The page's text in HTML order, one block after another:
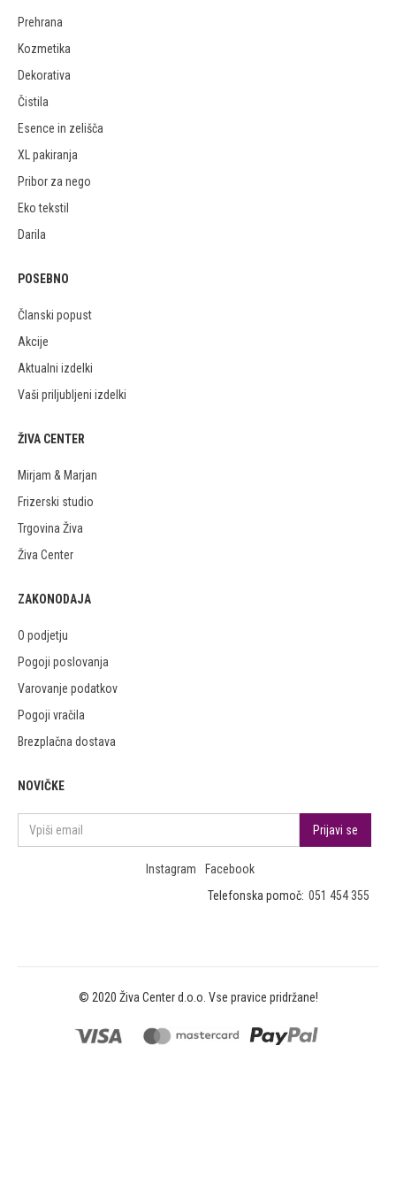
Prehrana
Kozmetika
Dekorativa
Čistila
Esence in zelišča
XL pakiranja
Pribor za nego
Eko tekstil
Darila
POSEBNO
Članski popust
Akcije
Aktualni izdelki
Vaši priljubljeni izdelki
ŽIVA CENTER
Mirjam & Marjan
Frizerski studio
Trgovina Živa
Živa Center
ZAKONODAJA
O podjetju
Pogoji poslovanja
Varovanje podatkov
Pogoji vračila
Brezplačna dostava
NOVIČKE
Instagram
Facebook
Telefonska pomoč: 051 454 355
© 2020 Živa Center d.o.o. Vse pravice pridržane!